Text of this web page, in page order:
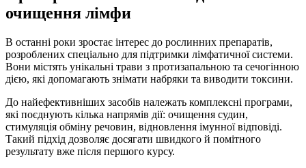
очищення лімфи
В останні роки зростає інтерес до рослинних препаратів,
розроблених спеціально для підтримки лімфатичної системи.
Вони містять унікальні трави з протизапальною та сечогінною
дією, які допомагають знімати набряки та виводити токсини.
До найефективніших засобів належать комплексні програми,
які поєднують кілька напрямів дії: очищення судин,
стимуляція обміну речовин, відновлення імунної відповіді.
Такий підхід дозволяє досягати швидкого й помітного
результату вже після першого курсу.